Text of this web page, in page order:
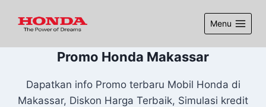
Menu
Promo Honda Makassar
Dapatkan info Promo terbaru Mobil Honda di
Makassar, Diskon Harga Terbaik, Simulasi kredit